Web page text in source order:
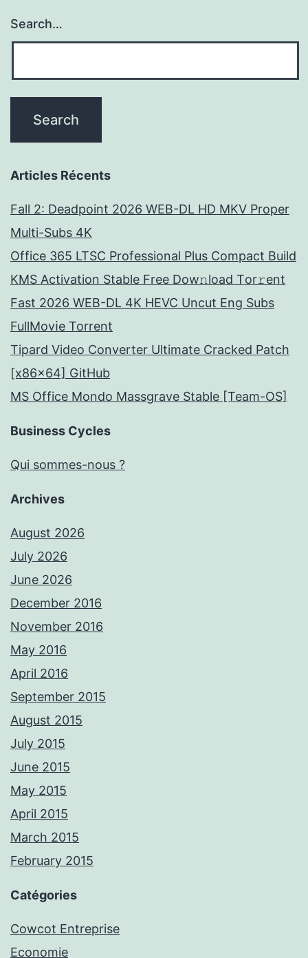
Search…
Articles Récents
Fall 2: Deadpoint 2026 WEB-DL HD MKV Proper
Multi-Subs 4K
Office 365 LTSC Professional Plus Compact Build
KMS Activation Stable Frее Dow𝚗load Tоr𝚛ent
Fast 2026 WEB-DL 4K HEVC Uncut Eng Subs
FullMov𝗂e Torrent
Tipard Video Converter Ultimate Cracked Patch
[x86x64] GitHub
MS Office Mondo Massgrave Stable [Team-OS]
Business Cycles
Qui sommes-nous ?
Archives
August 2026
July 2026
June 2026
December 2016
November 2016
May 2016
April 2016
September 2015
August 2015
July 2015
June 2015
May 2015
April 2015
March 2015
February 2015
Catégories
Cowcot Entreprise
Economie